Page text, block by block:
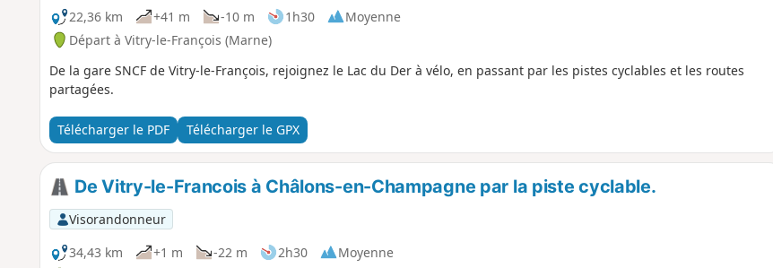
22,36 km
+41 m -10 m 1h30
Moyenne
Départ à Vitry-le-François (Marne)
De la gare SNCF de Vitry-le-François, rejoignez le Lac du Der à vélo, en passant par les pistes cyclables et les routes
partagées.
Télécharger le PDF Télécharger le GPX
De Vitry-le-Francois à Châlons-en-Champagne par la piste cyclable.
Visorandonneur
34,43 km
+1 m -22 m 2h30
Moyenne